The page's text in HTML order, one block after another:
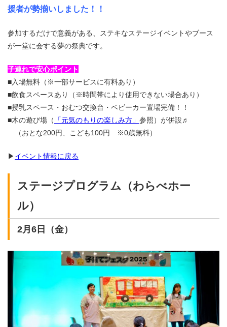
援者が勢揃いしました！！
参加するだけで意義がある、ステキなステージイベントやブース
が一堂に会する夢の祭典です。
子連れで安心ポイント
■入場無料（※一部サービスに有料あり）
■飲食スペースあり（※時間帯により使用できない場合あり）
■授乳スペース・おむつ交換台・ベビーカー置場完備！！
■木の遊び場（
「元気のもりの楽しみ方」 参照）が併設♬
（おとな200円、こども100円 ※0歳無料）
▶ イベント情報に戻る
ステージプログラム（わらべホー
ル）
2月6日（金）